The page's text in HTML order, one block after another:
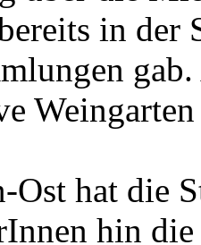
in der
Ost hat die
hin